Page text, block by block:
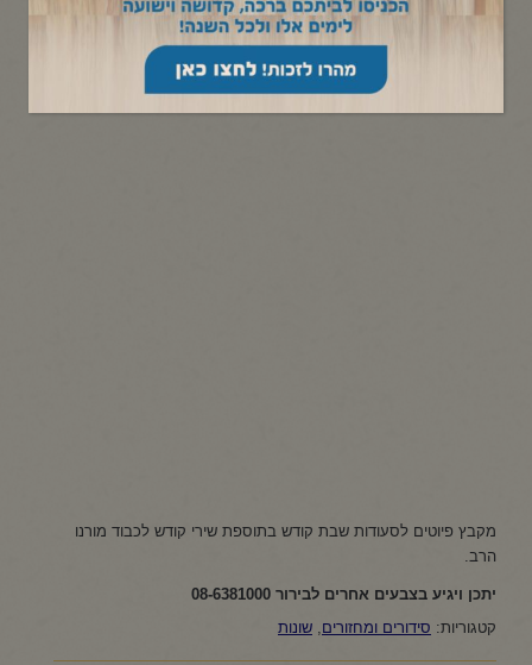
מקבץ פיוטים לסעודות שבת קודש בתוספת שירי קודש לכבוד מורנו
הרב.
יתכן ויגיע בצבעים אחרים לבירור 08-6381000
קטגוריות: סידורים ומחזורים שונות